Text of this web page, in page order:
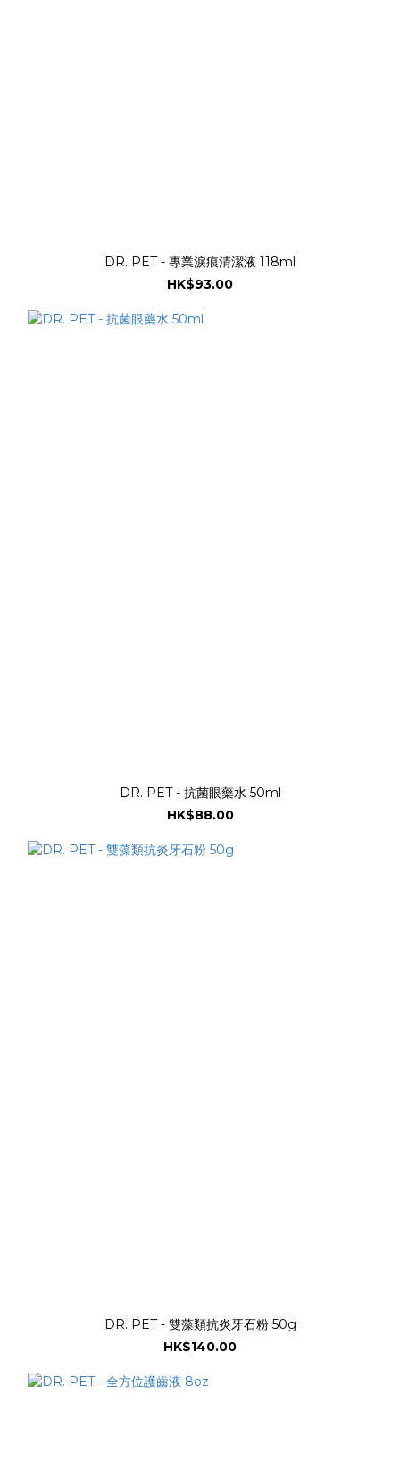
DR. PET - 專業淚痕清潔液 118ml
HK$93.00
DR. PET - 抗菌眼藥水 50ml
HK$88.00
DR. PET - 雙藻類抗炎牙石粉 50g
HK$140.00